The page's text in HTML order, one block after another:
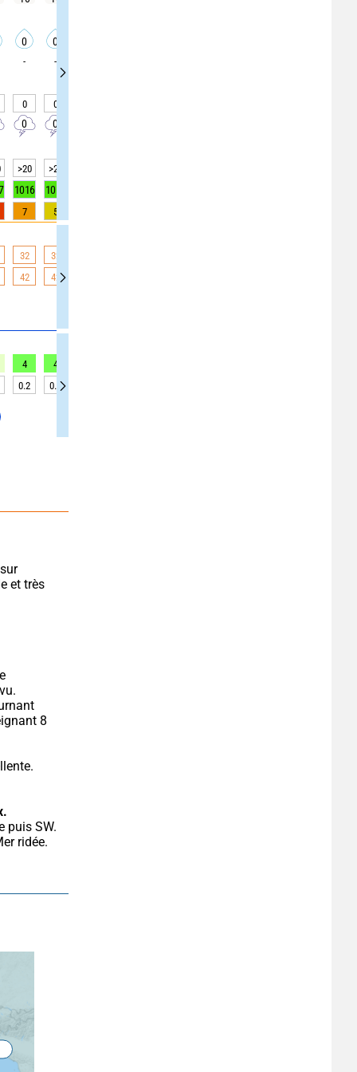
0 0
- -
0 0
0 0
>20 >20
1016 1016
7 5
32 32
42 42
4 4
0.2 0.2
et très
8
ridée.